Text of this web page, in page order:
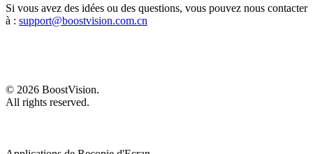
Si vous avez des idées ou des questions, vous pouvez nous contacter
à : support@boostvision.com.cn
© 2026 BoostVision.
All rights reserved.